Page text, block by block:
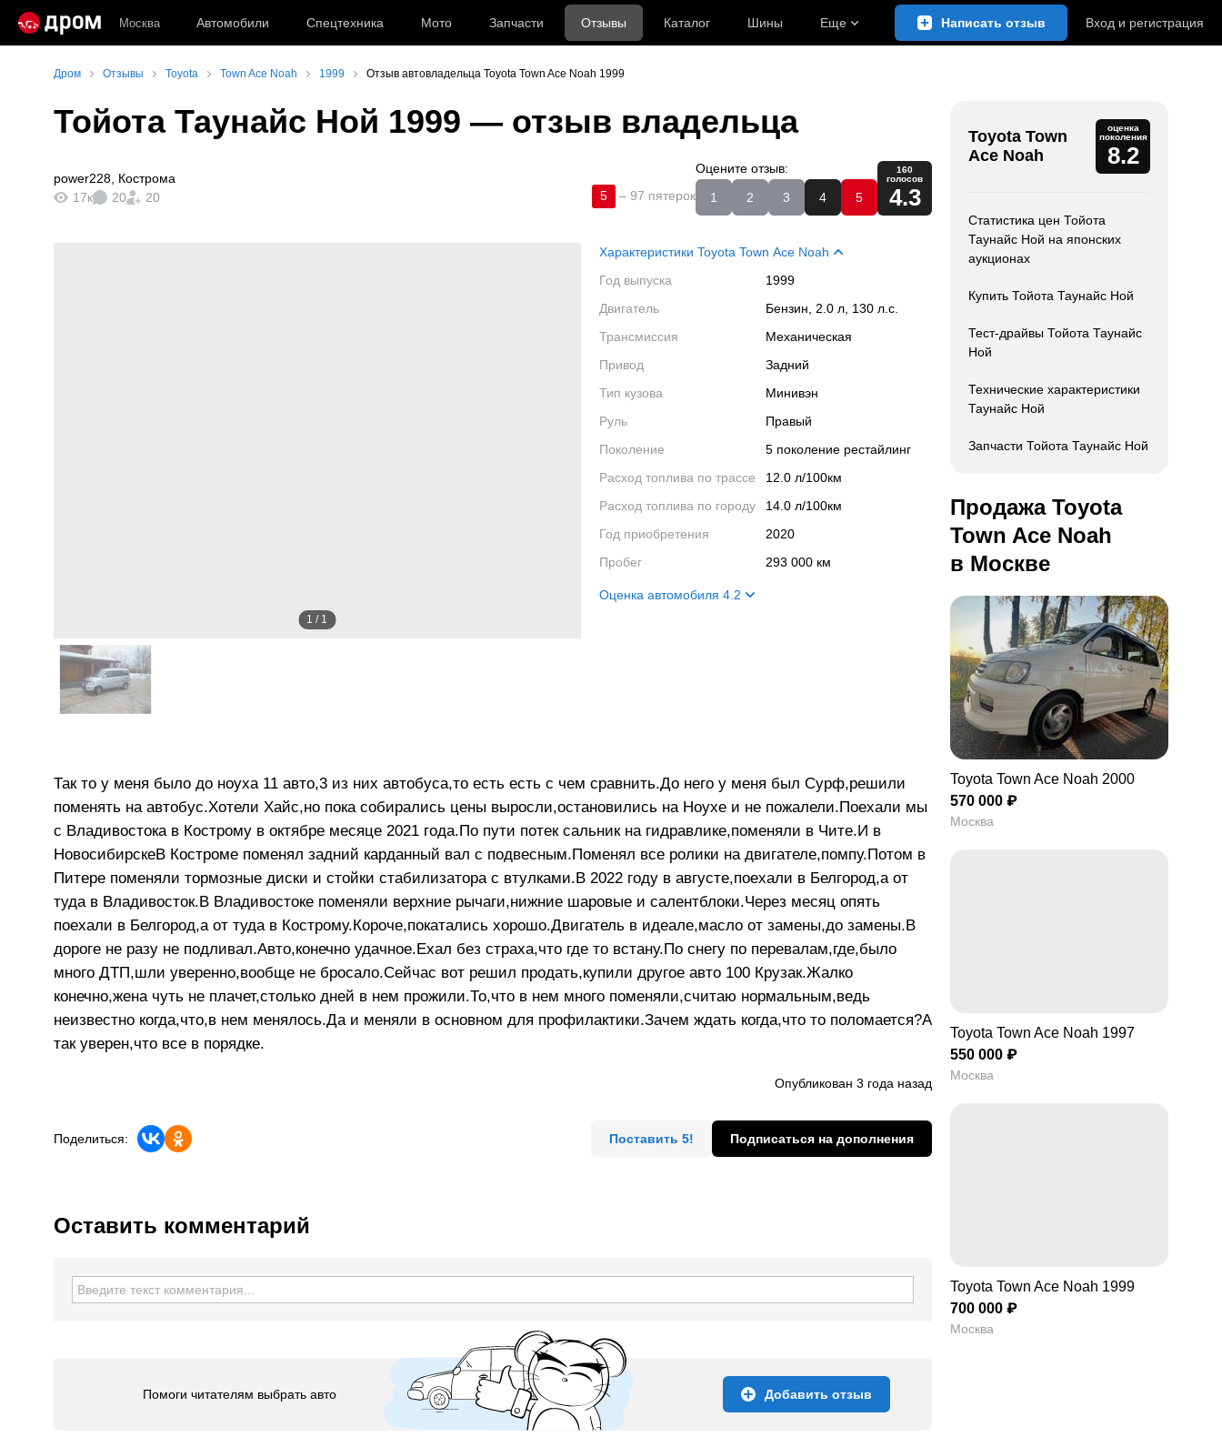
Москва Автомобили Спецтехника Мото Запчасти Отзывы Каталог Шины Еще Написать отзыв Вход и регистрация
Дром Отзывы Toyota Town Ace Noah 1999 Отзыв автовладельца Toyota Town Ace Noah 1999
Тойота Таунайс Ной 1999 — отзыв владельца
power228 Кострома
17к
20 20 5 – 97 пятерок
Оцените отзыв:
1
2 3 4 5
160
голосов
4.3
1 / 1
Характеристики Toyota Town Ace Noah
Год выпуска
1999
Двигатель
Бензин, 2.0 л, 130 л.с.
Трансмиссия
Механическая
Привод
Задний
Тип кузова
Минивэн
Руль
Правый
Поколение
5 поколение рестайлинг
Расход топлива по трассе
12.0 л/100км
Расход топлива по городу
14.0 л/100км
Год приобретения
2020
Пробег
293 000 км
Оценка автомобиля 4.2
Так то у меня было до ноуха 11 авто,3 из них автобуса,то есть есть с чем сравнить.До него у меня был Сурф,решили
поменять на автобус.Хотели Хайс,но пока собирались цены выросли,остановились на Ноухе и не пожалели.Поехали мы
с Владивостока в Кострому в октябре месяце 2021 года.По пути потек сальник на гидравлике,поменяли в Чите.И в
НовосибирскеВ Костроме поменял задний карданный вал с подвесным.Поменял все ролики на двигателе,помпу.Потом в
Питере поменяли тормозные диски и стойки стабилизатора с втулками.В 2022 году в августе,поехали в Белгород,а от
туда в Владивосток.В Владивостоке поменяли верхние рычаги,нижние шаровые и салентблоки.Через месяц опять
поехали в Белгород,а от туда в Кострому.Короче,покатались хорошо.Двигатель в идеале,масло от замены,до замены.В
дороге не разу не подливал.Авто,конечно удачное.Ехал без страха,что где то встану.По снегу по перевалам,где,было
много ДТП,шли уверенно,вообще не бросало.Сейчас вот решил продать,купили другое авто 100 Крузак.Жалко
конечно,жена чуть не плачет,столько дней в нем прожили.То,что в нем много поменяли,считаю нормальным,ведь
неизвестно когда,что,в нем менялось.Да и меняли в основном для профилактики.Зачем ждать когда,что то поломается?А
так уверен,что все в порядке.
Опубликован 3 года назад
Поделиться: Поставить 5! Подписаться на дополнения
Оставить комментарий
Помоги читателям выбрать авто Добавить отзыв
Toyota Town
Ace Noah
оценка
поколения
8.2
Статистика цен Тойота
Таунайс Ной на японских
аукционах
Купить Тойота Таунайс Ной
Тест-драйвы Тойота Таунайс
Ной
Технические характеристики
Таунайс Ной
Запчасти Тойота Таунайс Ной
Продажа Toyota
Town Ace Noah
в Москве
Toyota Town Ace Noah 2000
570 000 ₽
Москва
Toyota Town Ace Noah 1997
550 000 ₽
Москва
Toyota Town Ace Noah 1999
700 000 ₽
Москва